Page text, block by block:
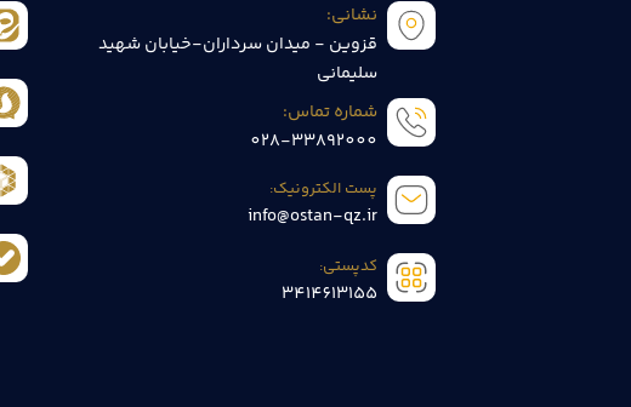
نشانی:
قزوین - میدان سرداران-خیابان شهید
سلیمانی
شماره تماس:
028-33892000
پست الکترونیک:
info@ostan-qz.ir
کدپستی:
3414613155